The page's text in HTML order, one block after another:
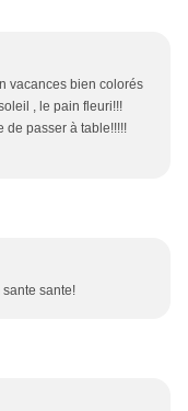
vacances bien colorés
, le pain fleuri!!!
de passer à table!!!!!
sante!